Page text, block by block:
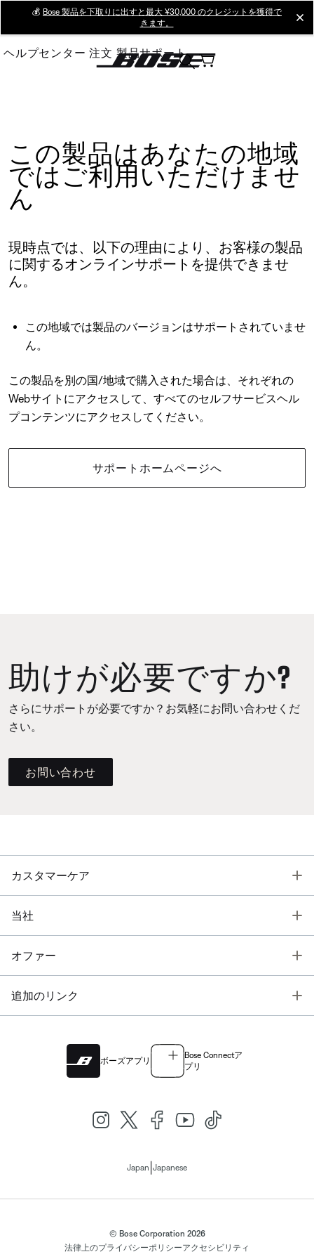
Main
💰 Bose 製品を下取りに出すと最大 ¥30,000 のクレジットを獲得で
きます。
ヘルプセンター 注文 製品サポート
この製品はあなたの地域
ではご利用いただけませ
ん
現時点では、以下の理由により、お客様の製品
に関するオンラインサポートを提供できませ
ん。
この地域では製品のバージョンはサポートされていませ
ん。
この製品を別の国/地域で購入された場合は、それぞれの
Webサイトにアクセスして、すべてのセルフサービスヘル
プコンテンツにアクセスしてください。
サポートホームページへ
助けが必要ですか?
さらにサポートが必要ですか？お気軽にお問い合わせくだ
さい。
お問い合わせ
カスタマーケア
当社
オファー
追加のリンク
ボーズアプリ
Bose Connectア
プリ
Japan Japanese
© Bose Corporation 2026
法律上のプライバシーポリシーアクセシビリティ